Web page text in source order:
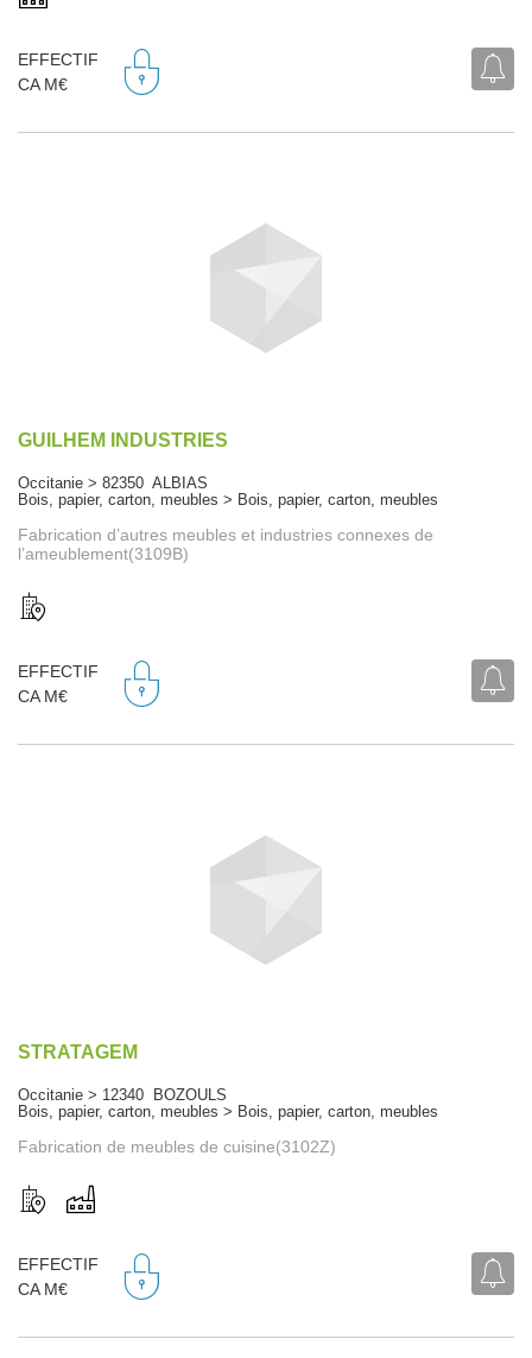
EFFECTIF
CA M€
GUILHEM INDUSTRIES
Occitanie > 82350 ALBIAS
Bois, papier, carton, meubles > Bois, papier, carton, meubles
Fabrication d’autres meubles et industries connexes de
l’ameublement(3109B)
EFFECTIF
CA M€
STRATAGEM
Occitanie > 12340 BOZOULS
Bois, papier, carton, meubles > Bois, papier, carton, meubles
Fabrication de meubles de cuisine(3102Z)
EFFECTIF
CA M€